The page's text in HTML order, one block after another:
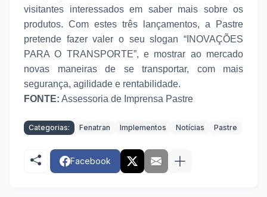
visitantes interessados em saber mais sobre os
produtos. Com estes três lançamentos, a Pastre
pretende fazer valer o seu slogan “INOVAÇÕES
PARA O TRANSPORTE”, e mostrar ao mercado
novas maneiras de se transportar, com mais
segurança, agilidade e rentabilidade.
FONTE: Assessoria de Imprensa Pastre
Categorias: Fenatran Implementos Notícias Pastre
Facebook